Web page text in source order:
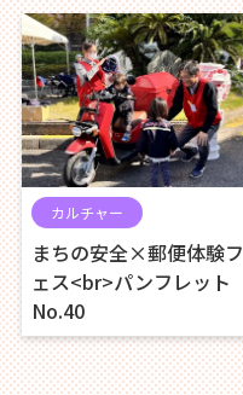
カルチャー
まちの安全×郵便体験フ
ェス<br>パンフレット
No.40